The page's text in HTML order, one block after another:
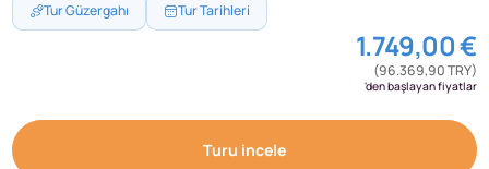
Tur Güzergahı Tur Tarihleri
1.749,00 €
(96.369,90 TRY)
'den başlayan fiyatlar
Turu incele